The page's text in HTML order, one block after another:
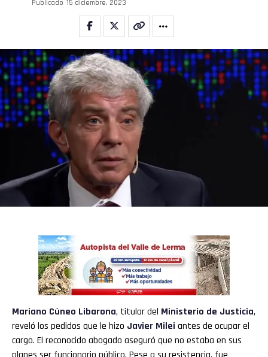
Publicado 15 diciembre, 2023
Mariano Cúneo Libarona, titular del Ministerio de Justicia,
reveló los pedidos que le hizo Javier Milei antes de ocupar el
cargo. El reconocido abogado aseguró que no estaba en sus